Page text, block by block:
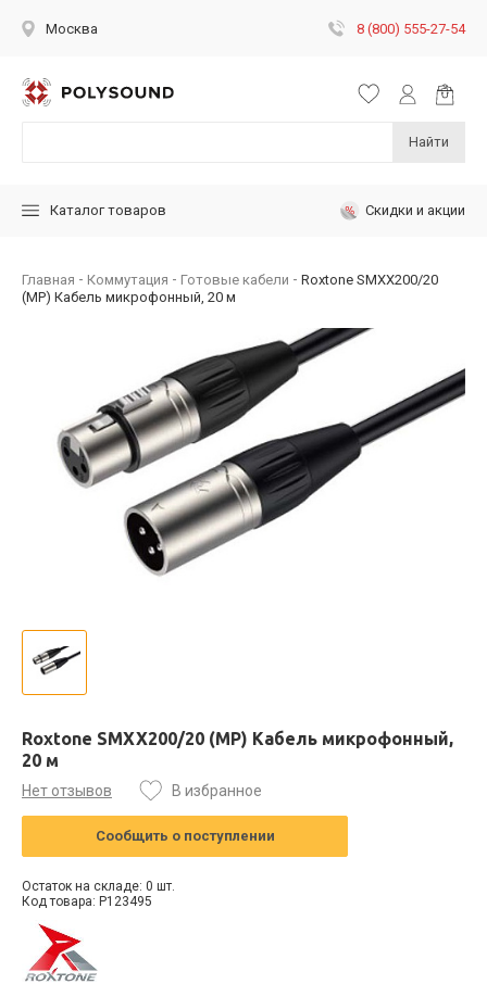
Москва 8 (800) 555-27-54
Найти
Каталог товаров Скидки и акции
Главная Коммутация Готовые кабели
Roxtone SMXX200/20
(MP) Кабель микрофонный, 20 м
Roxtone SMXX200/20 (MP) Кабель микрофонный,
20 м
Нет отзывов В избранное
Сообщить о поступлении
Остаток на складе: 0 шт.
Код товара: P123495